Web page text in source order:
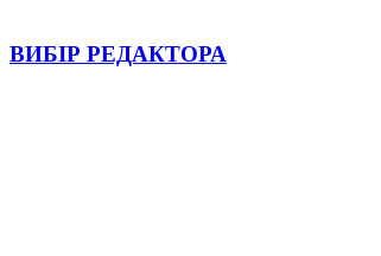
ВИБІР РЕДАКТОРА